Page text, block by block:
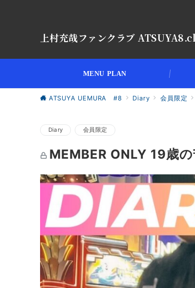
上村充哉ファンクラブ
MENU PLAN
ATSUYA UEMURA #8 Diary 会員限定
Diary 会員限定
MEMBER ONLY 19歳